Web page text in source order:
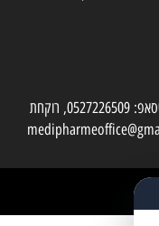
לייעוץ עם רוקח נא לחייג למס' 03-6560428 , וואטסאפ: 0527226509, רוקחת